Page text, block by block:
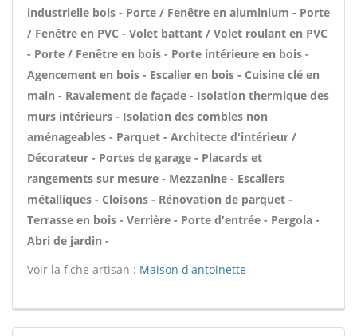
industrielle bois - Porte / Fenêtre en aluminium - Porte
/ Fenêtre en PVC - Volet battant / Volet roulant en PVC
- Porte / Fenêtre en bois - Porte intérieure en bois -
Agencement en bois - Escalier en bois - Cuisine clé en
main - Ravalement de façade - Isolation thermique des
murs intérieurs - Isolation des combles non
aménageables - Parquet - Architecte d'intérieur /
Décorateur - Portes de garage - Placards et
rangements sur mesure - Mezzanine - Escaliers
métalliques - Cloisons - Rénovation de parquet -
Terrasse en bois - Verrière - Porte d'entrée - Pergola -
Abri de jardin -
Voir la fiche artisan : Maison d'antoinette